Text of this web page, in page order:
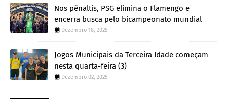
Nos pênaltis, PSG elimina o Flamengo e
encerra busca pelo bicampeonato mundial
Dezembro 18, 2025
Jogos Municipais da Terceira Idade começam
nesta quarta-feira (3)
Dezembro 02, 2025